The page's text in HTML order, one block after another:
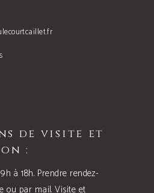
de visite et
:
à 18h. Prendre rendez-
ou par mail. Visite et